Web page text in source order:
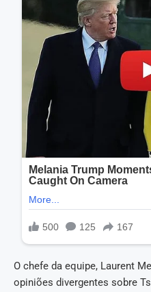
O chefe da equipe, Laurent
opiniões divergentes sobre